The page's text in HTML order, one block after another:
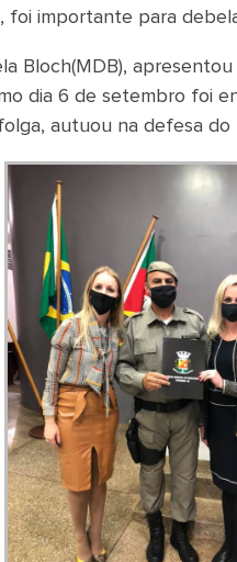
foi importante para
Bloch(MDB),
dia 6 de setembro foi
autuou na defesa